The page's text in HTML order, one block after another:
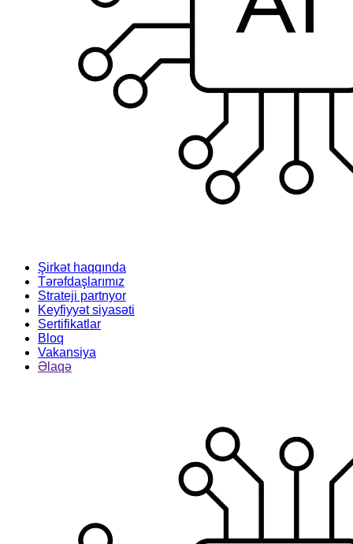
Şirkət haqqında
Tərəfdaşlarımız
Strateji partnyor
Keyfiyyət siyasəti
Sertifikatlar
Bloq
Vakansiya
Əlaqə